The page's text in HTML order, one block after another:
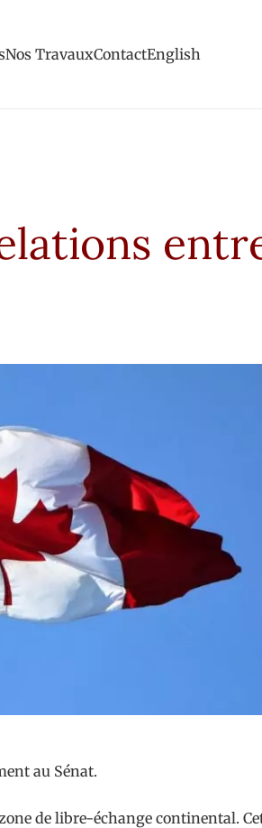
Nos TravauxContactEnglish
au Sénat.
de libre-échange continental.